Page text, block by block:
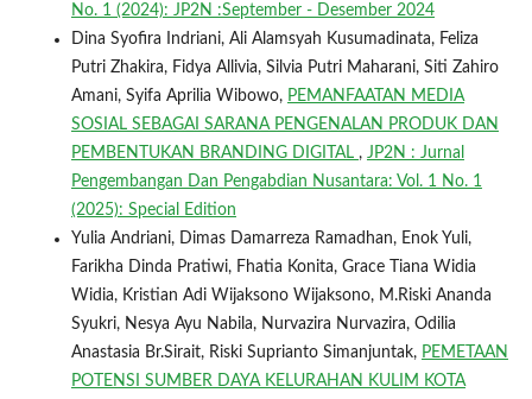
No. 1 (2024): JP2N :September - Desember 2024
Dina Syofira Indriani, Ali Alamsyah Kusumadinata, Feliza
Putri Zhakira, Fidya Allivia, Silvia Putri Maharani, Siti Zahiro
Amani, Syifa Aprilia Wibowo, PEMANFAATAN MEDIA
SOSIAL SEBAGAI SARANA PENGENALAN PRODUK DAN
PEMBENTUKAN BRANDING DIGITAL , JP2N : Jurnal
Pengembangan Dan Pengabdian Nusantara: Vol. 1 No. 1
(2025): Special Edition
Yulia Andriani, Dimas Damarreza Ramadhan, Enok Yuli,
Farikha Dinda Pratiwi, Fhatia Konita, Grace Tiana Widia
Widia, Kristian Adi Wijaksono Wijaksono, M.Riski Ananda
Syukri, Nesya Ayu Nabila, Nurvazira Nurvazira, Odilia
Anastasia Br.Sirait, Riski Suprianto Simanjuntak, PEMETAAN
POTENSI SUMBER DAYA KELURAHAN KULIM KOTA